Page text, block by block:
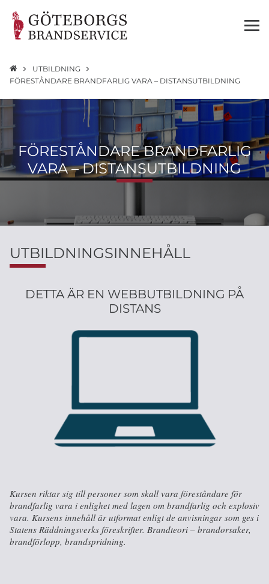
UTBILDNING
FÖRESTÅNDARE BRANDFARLIG VARA – DISTANSUTBILDNING
FÖRESTÅNDARE BRANDFARLIG
VARA – DISTANSUTBILDNING
UTBILDNINGSINNEHÅLL
DETTA ÄR EN WEBBUTBILDNING PÅ
DISTANS
Kursen riktar sig till personer som skall vara föreståndare för
brandfarlig vara i enlighet med lagen om brandfarlig och explosiv
vara. Kursens innehåll är utformat enligt de anvisningar som ges i
Statens Räddningsverks föreskrifter. Brandteori – brandorsaker,
brandförlopp, brandspridning.